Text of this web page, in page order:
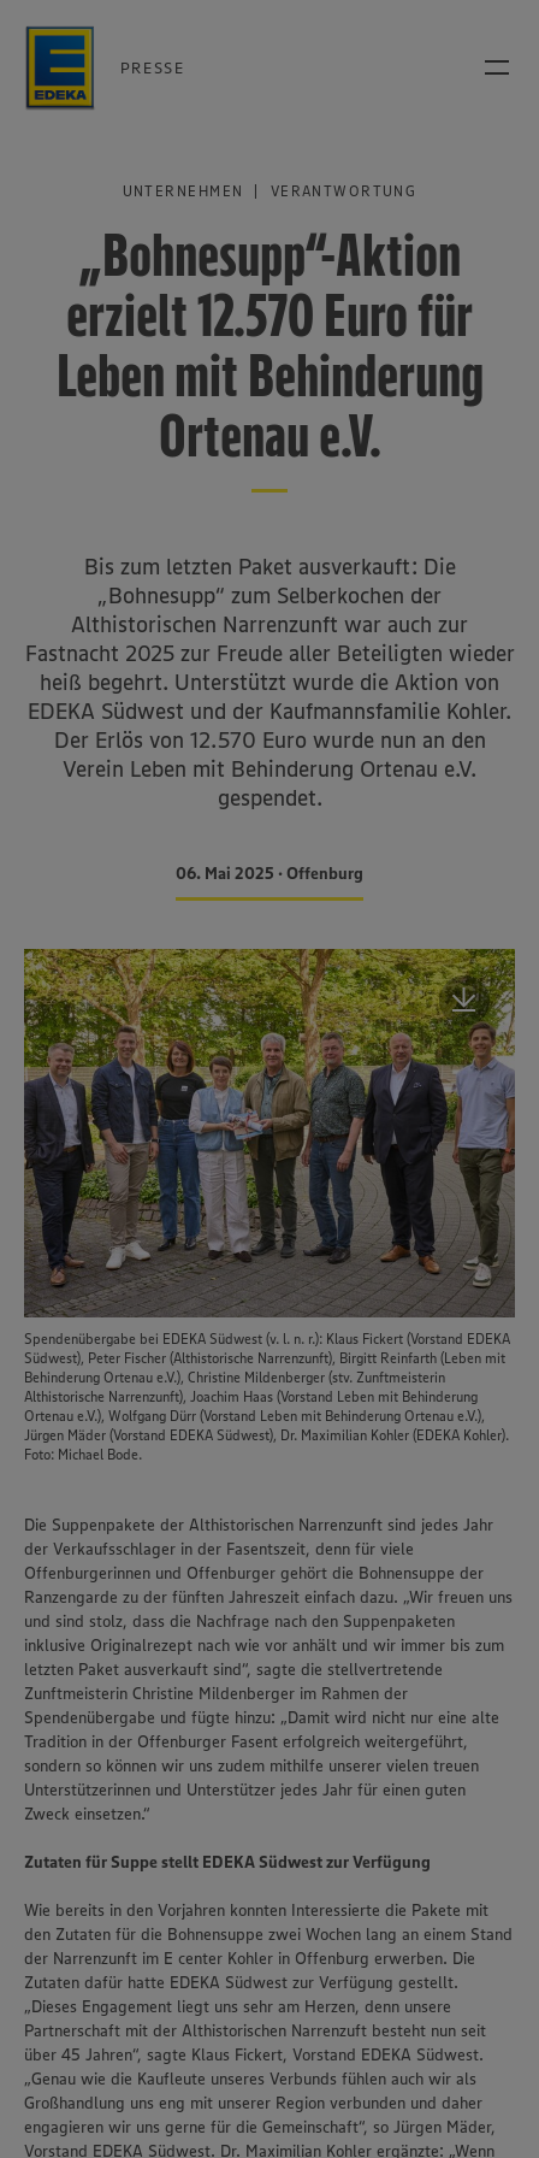
PRESSE
UNTERNEHMEN | VERANTWORTUNG
„Bohnesupp“-Aktion
erzielt 12.570 Euro für
Leben mit Behinderung
Ortenau e.V.
Bis zum letzten Paket ausverkauft: Die
„Bohnesupp“ zum Selberkochen der
Althistorischen Narrenzunft war auch zur
Fastnacht 2025 zur Freude aller Beteiligten wieder
heiß begehrt. Unterstützt wurde die Aktion von
EDEKA Südwest und der Kaufmannsfamilie Kohler.
Der Erlös von 12.570 Euro wurde nun an den
Verein Leben mit Behinderung Ortenau e.V.
gespendet.
06. Mai 2025 • Offenburg
Spendenübergabe bei EDEKA Südwest (v. l. n. r.): Klaus Fickert (Vorstand EDEKA
Südwest), Peter Fischer (Althistorische Narrenzunft), Birgitt Reinfarth (Leben mit
Behinderung Ortenau e.V.), Christine Mildenberger (stv. Zunftmeisterin
Althistorische Narrenzunft), Joachim Haas (Vorstand Leben mit Behinderung
Ortenau e.V.), Wolfgang Dürr (Vorstand Leben mit Behinderung Ortenau e.V.),
Jürgen Mäder (Vorstand EDEKA Südwest), Dr. Maximilian Kohler (EDEKA Kohler).
Foto: Michael Bode.
Die Suppenpakete der Althistorischen Narrenzunft sind jedes Jahr
der Verkaufsschlager in der Fasentszeit, denn für viele
Offenburgerinnen und Offenburger gehört die Bohnensuppe der
Ranzengarde zu der fünften Jahreszeit einfach dazu. „Wir freuen uns
und sind stolz, dass die Nachfrage nach den Suppenpaketen
inklusive Originalrezept nach wie vor anhält und wir immer bis zum
letzten Paket ausverkauft sind“, sagte die stellvertretende
Zunftmeisterin Christine Mildenberger im Rahmen der
Spendenübergabe und fügte hinzu: „Damit wird nicht nur eine alte
Tradition in der Offenburger Fasent erfolgreich weitergeführt,
sondern so können wir uns zudem mithilfe unserer vielen treuen
Unterstützerinnen und Unterstützer jedes Jahr für einen guten
Zweck einsetzen.“
Zutaten für Suppe stellt EDEKA Südwest zur Verfügung
Wie bereits in den Vorjahren konnten Interessierte die Pakete mit
den Zutaten für die Bohnensuppe zwei Wochen lang an einem Stand
der Narrenzunft im E center Kohler in Offenburg erwerben. Die
Zutaten dafür hatte EDEKA Südwest zur Verfügung gestellt.
„Dieses Engagement liegt uns sehr am Herzen, denn unsere
Partnerschaft mit der Althistorischen Narrenzuft besteht nun seit
über 45 Jahren“, sagte Klaus Fickert, Vorstand EDEKA Südwest.
„Genau wie die Kaufleute unseres Verbunds fühlen auch wir als
Großhandlung uns eng mit unserer Region verbunden und daher
engagieren wir uns gerne für die Gemeinschaft“, so Jürgen Mäder,
Vorstand EDEKA Südwest. Dr. Maximilian Kohler ergänzte: „Wenn